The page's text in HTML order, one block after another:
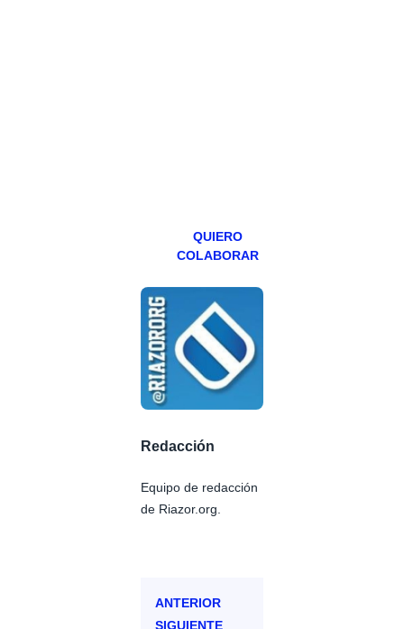
QUIERO
COLABORAR
Redacción
Equipo de redacción
de Riazor.org.
ANTERIOR
SIGUIENTE